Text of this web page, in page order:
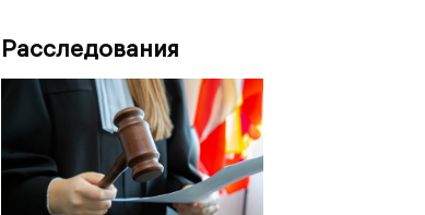
Расследования